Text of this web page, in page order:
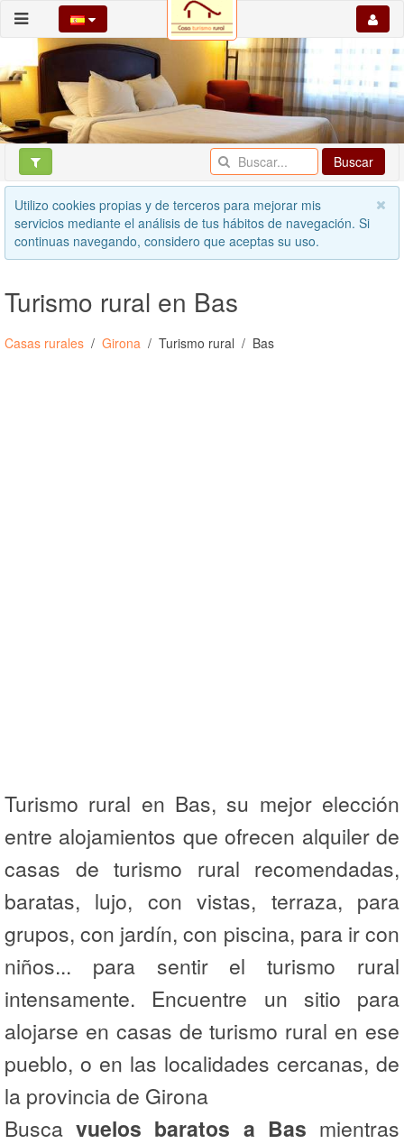
Buscar
Utilizo cookies propias y de terceros para mejorar mis
servicios mediante el análisis de tus hábitos de navegación. Si
continuas navegando, considero que aceptas su uso.
Turismo rural en Bas
Casas rurales Girona Turismo rural Bas
Turismo rural en Bas, su mejor elección
entre alojamientos que ofrecen alquiler de
casas de turismo rural recomendadas,
baratas, lujo, con vistas, terraza, para
grupos, con jardín, con piscina, para ir con
niños... para sentir el turismo rural
intensamente. Encuentre un sitio para
alojarse en casas de turismo rural en ese
pueblo, o en las localidades cercanas, de
la provincia de Girona
Buscavuelos baratos a Bas mientras